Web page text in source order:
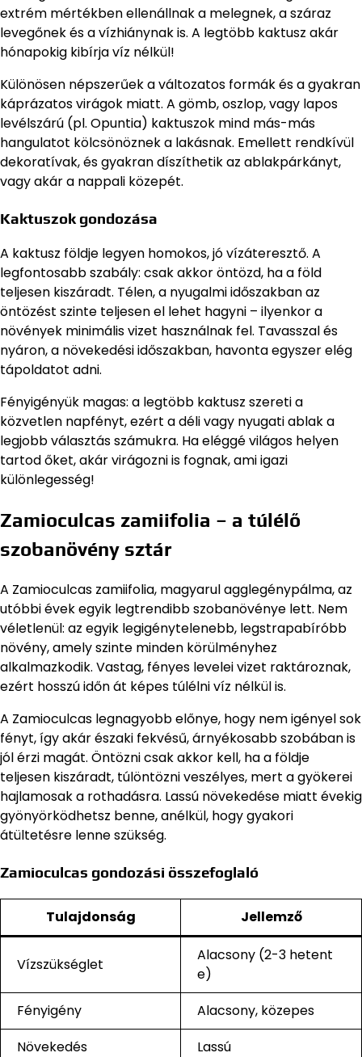
extrém mértékben ellenállnak a melegnek, a száraz
levegőnek és a vízhiánynak is. A legtöbb kaktusz akár
hónapokig kibírja víz nélkül!
Különösen népszerűek a változatos formák és a gyakran
káprázatos virágok miatt. A gömb, oszlop, vagy lapos
levélszárú (pl. Opuntia) kaktuszok mind más-más
hangulatot kölcsönöznek a lakásnak. Emellett rendkívül
dekoratívak, és gyakran díszíthetik az ablakpárkányt,
vagy akár a nappali közepét.
Kaktuszok gondozása
A kaktusz földje legyen homokos, jó vízáteresztő. A
legfontosabb szabály: csak akkor öntözd, ha a föld
teljesen kiszáradt. Télen, a nyugalmi időszakban az
öntözést szinte teljesen el lehet hagyni – ilyenkor a
növények minimális vizet használnak fel. Tavasszal és
nyáron, a növekedési időszakban, havonta egyszer elég
tápoldatot adni.
Fényigényük magas: a legtöbb kaktusz szereti a
közvetlen napfényt, ezért a déli vagy nyugati ablak a
legjobb választás számukra. Ha eléggé világos helyen
tartod őket, akár virágozni is fognak, ami igazi
különlegesség!
Zamioculcas zamiifolia – a túlélő
szobanövény sztár
A Zamioculcas zamiifolia, magyarul agglegénypálma, az
utóbbi évek egyik legtrendibb szobanövénye lett. Nem
véletlenül: az egyik legigénytelenebb, legstrapabíróbb
növény, amely szinte minden körülményhez
alkalmazkodik. Vastag, fényes levelei vizet raktároznak,
ezért hosszú időn át képes túlélni víz nélkül is.
A Zamioculcas legnagyobb előnye, hogy nem igényel sok
fényt, így akár északi fekvésű, árnyékosabb szobában is
jól érzi magát. Öntözni csak akkor kell, ha a földje
teljesen kiszáradt, túlöntözni veszélyes, mert a gyökerei
hajlamosak a rothadásra. Lassú növekedése miatt évekig
gyönyörködhetsz benne, anélkül, hogy gyakori
átültetésre lenne szükség.
Zamioculcas gondozási összefoglaló
Tulajdonság Jellemző
Vízszükséglet
Alacsony (2-3 hetent
e)
Fényigény
Alacsony, közepes
Növekedés
Lassú